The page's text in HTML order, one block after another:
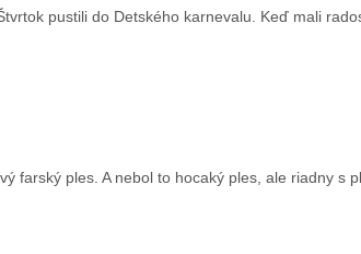
pustili do Detského karnevalu. Keď mali
farský ples. A nebol to hocaký ples, ale riadny s